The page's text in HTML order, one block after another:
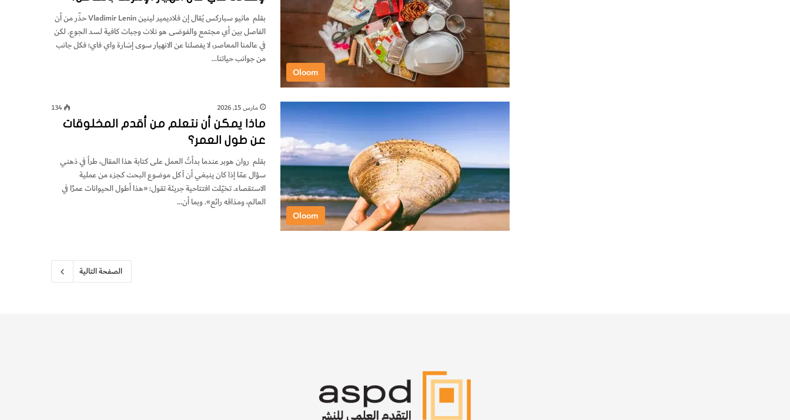
Oloom
بقلم ماثيو سباركس يُقال إن فلاديمير لينين Vladimir Lenin حذّر من أن
الفاصل بين أي مجتمع والفوضى هو ثلاث وجبات كافية لسد الجوع. لكن
في عالمنا المعاصر، لا يفصلنا عن الانهيار سوى إشارة واي فاي؛ فكل جانب
من جوانب حياتنا…
Oloom
مارس 15, 2026 134
ماذا يمكن أن نتعلم من أقدم المخلوقات
عن طول العمر؟
بقلم روان هوبر عندما بدأتُ العمل على كتابة هذا المقال، طرأ في ذهني
سؤال عمّا إذا كان ينبغي أن آكل موضوع البحث كجزء من عملية
الاستقصاء. تخيّلت افتتاحية جريئة تقول: «هذا أطول الحيوانات عمرًا في
العالم، ومذاقه رائع». وبما أن…
الصفحة التالية